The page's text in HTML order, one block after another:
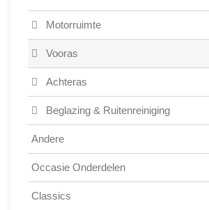
Motorruimte
Vooras
Achteras
Beglazing & Ruitenreiniging
Andere
Occasie Onderdelen
Classics